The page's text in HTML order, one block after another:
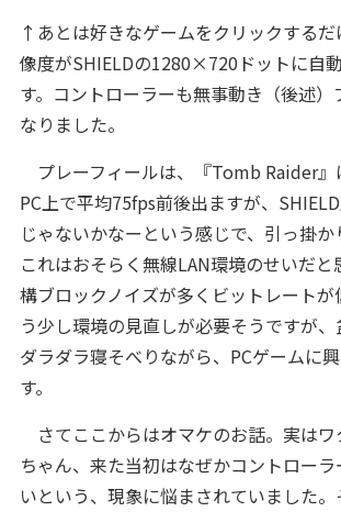
↑あとは好きなゲームをクリックするだ
像度がSHIELDの1280×720ドットに自
す。コントローラーも無事動き（後述）
なりました。
プレーフィールは、『Tomb Raider』
PC上で平均75fps前後出ますが、
じゃないかなーという感じで、引っ掛か
これはおそらく無線LAN環境のせいだ
構ブロックノイズが多くビットレートが
う少し環境の見直しが必要そうですが
ダラダラ寝そべりながら、PCゲームに
す。
さてここからはオマケのお話。実はワ
ちゃん、来た当初はなぜかコントロー
いという、現象に悩まされていました